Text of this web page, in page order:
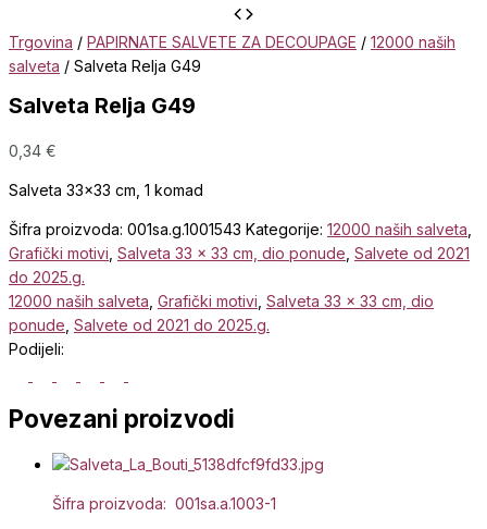
Trgovina / PAPIRNATE SALVETE ZA DECOUPAGE / 12000 naših
salveta / Salveta Relja G49
Salveta Relja G49
0,34 €
Salveta 33×33 cm, 1 komad
Šifra proizvoda: 001sa.g.1001543 Kategorije: 12000 naših salveta
Grafički motivi Salveta 33 x 33 cm, dio ponude Salvete od 2021
do 2025.g.
12000 naših salveta Grafički motivi Salveta 33 x 33 cm, dio
ponude Salvete od 2021 do 2025.g.
Podijeli:
Povezani proizvodi
Šifra proizvoda: 001sa.a.1003-1